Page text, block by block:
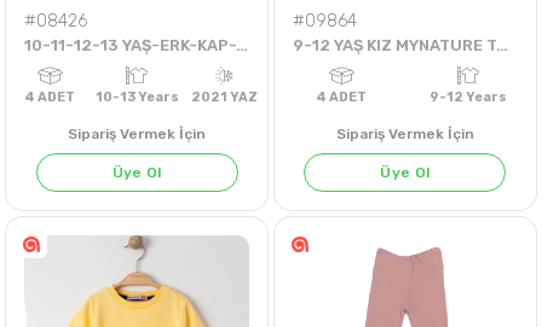
#08426
10-11-12-13 YAŞ-ERK-KAP-TİŞÖRT-FREEDOM
Sipariş Vermek İçin
Üye Ol
#09864
9-12 YAŞ KIZ MYNATURE TAKIM
Sipariş Vermek İçin
Üye Ol